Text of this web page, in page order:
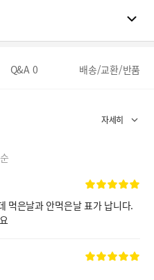
Q&A 0 배송/교환/반품
먹은날과 안먹은날 표가 납니다.